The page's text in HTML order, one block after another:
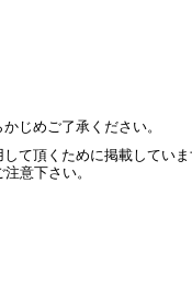
じめご了承ください。
て頂くために掲載していま
意下さい。